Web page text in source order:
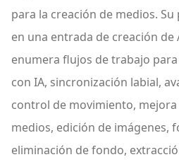
para la creación de medios.
en una entrada de creación de
enumera flujos de trabajo
con IA, sincronización labial,
control de movimiento,
medios, edición de imágenes,
eliminación de fondo,